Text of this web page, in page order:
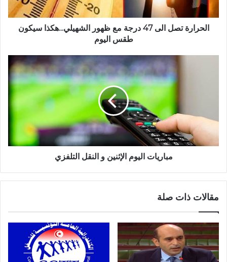
الحرارة تصل الى 47 درجة مع ظهور الشهيلي...هكذا سيكون
طقس اليوم
مباريات اليوم الإثنين و النقل التلفزي
مقالات ذات صلة